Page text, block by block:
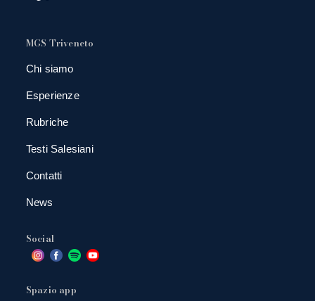
MGS Triveneto
Chi siamo
Esperienze
Rubriche
Testi Salesiani
Contatti
News
Social
Spazio app